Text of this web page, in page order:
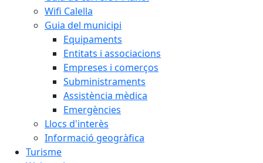
Wifi Calella
Guia del municipi
Equipaments
Entitats i associacions
Empreses i comerços
Subministraments
Assistència mèdica
Emergències
Llocs d'interès
Informació geogràfica
Turisme